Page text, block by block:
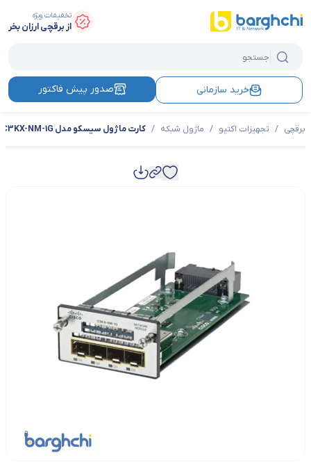
تخفیفات ویژه
از برقچی ارزان بخر
خرید سازمانی صدور پیش فاکتور
برقچی / تجهیزات اکتیو / ماژول شبکه / کارت ماژول سیسکو مدل C3KX-NM-1G